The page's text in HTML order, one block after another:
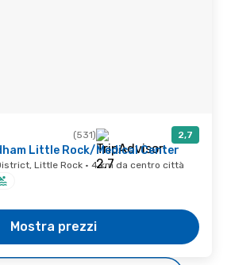
(531) 2,7
Little Rock/Medical Center
Little Rock · 4 km da centro città
Mostra prezzi